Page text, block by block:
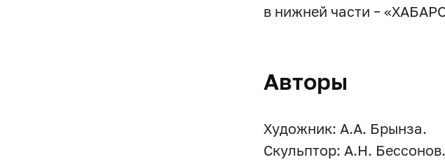
в нижней части –
Авторы
Художник: А.А. Брынза.
Скульптор: А.Н. Бессонов.